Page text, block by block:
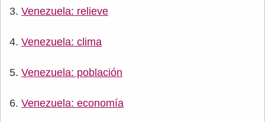
Venezuela: relieve
Venezuela: clima
Venezuela: población
Venezuela: economía